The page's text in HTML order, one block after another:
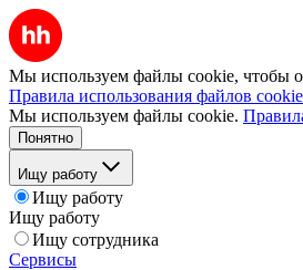
Мы используем файлы cookie, чтобы
Правила использования файлов cookie
Мы используем файлы cookie.
Понятно
Ищу работу
Ищу работу
Ищу работу
Ищу сотрудника
Сервисы